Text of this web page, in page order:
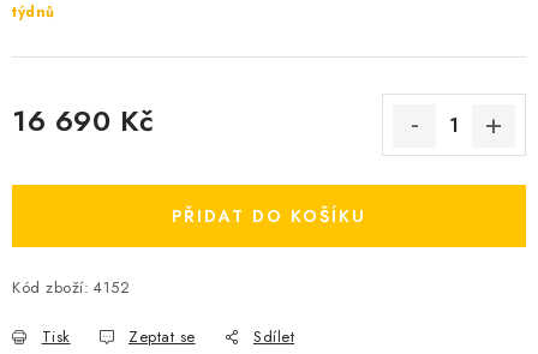
týdnů
16 690 Kč
PŘIDAT DO KOŠÍKU
Kód zboží: 4152
Tisk Zeptat se Sdílet